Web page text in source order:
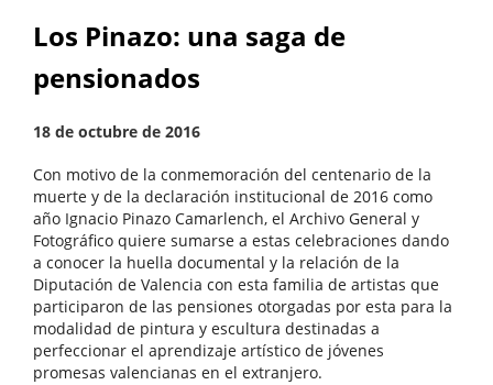
Los Pinazo: una saga de
pensionados
18 de octubre de 2016
Con motivo de la conmemoración del centenario de la
muerte y de la declaración institucional de 2016 como
año Ignacio Pinazo Camarlench, el Archivo General y
Fotográfico quiere sumarse a estas celebraciones dando
a conocer la huella documental y la relación de la
Diputación de Valencia con esta familia de artistas que
participaron de las pensiones otorgadas por esta para la
modalidad de pintura y escultura destinadas a
perfeccionar el aprendizaje artístico de jóvenes
promesas valencianas en el extranjero.